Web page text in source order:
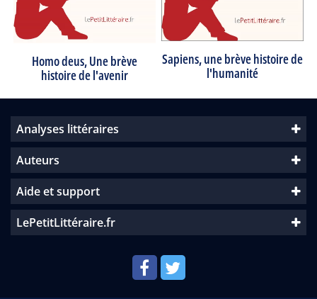
Homo deus, Une brève
histoire de l'avenir
Sapiens, une brève histoire de
l'humanité
Analyses littéraires
Auteurs
Aide et support
LePetitLittéraire.fr